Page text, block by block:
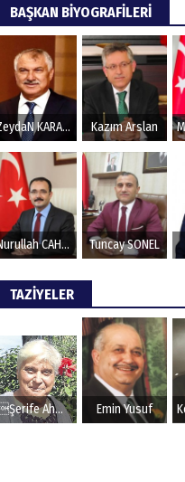
BAŞKAN BİYOGRAFİLERİ
ZeydaN KARALAR Kazım Arslan
Nurullah CAHAN Tuncay SONEL
TAZİYELER
Şerife Ahmet Emin Yusuf